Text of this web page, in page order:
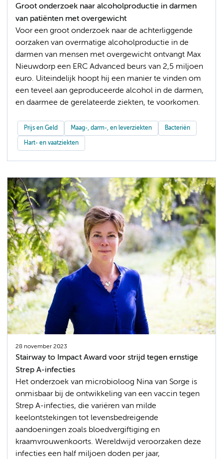
Groot onderzoek naar alcoholproductie in darmen
van patiënten met overgewicht
Voor een groot onderzoek naar de achterliggende
oorzaken van overmatige alcoholproductie in de
darmen van mensen met overgewicht ontvangt Max
Nieuwdorp een ERC Advanced beurs van 2,5 miljoen
euro. Uiteindelijk hoopt hij een manier te vinden om
een teveel aan geproduceerde alcohol in de darmen,
en daarmee de gerelateerde ziekten, te voorkomen.
Prijs en Geld Maag-, darm-, en leverziekten Bacteriën
Hart- en vaatziekten
28 november 2023
Stairway to Impact Award voor strijd tegen ernstige
Strep A-infecties
Het onderzoek van microbioloog Nina van Sorge is
onmisbaar bij de ontwikkeling van een vaccin tegen
Strep A-infecties, die variëren van milde
keelontstekingen tot levensbedreigende
aandoeningen zoals bloedvergiftiging en
kraamvrouwenkoorts. Wereldwijd veroorzaken deze
infecties een half miljoen doden per jaar,